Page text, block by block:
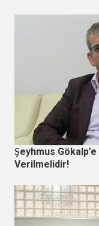
Şeyhmus
Verilmelidir!